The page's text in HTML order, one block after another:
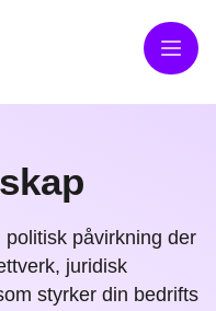
Meny
påvirkning der
juridisk
styrker din bedrifts